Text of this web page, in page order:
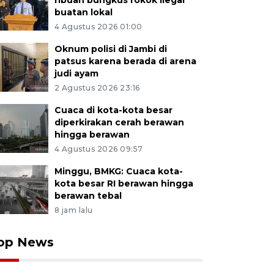
buatan lokal
4 Agustus 2026 01:00
Oknum polisi di Jambi di
patsus karena berada di arena
judi ayam
2 Agustus 2026 23:16
Cuaca di kota-kota besar
diperkirakan cerah berawan
hingga berawan
4 Agustus 2026 09:57
Minggu, BMKG: Cuaca kota-
kota besar RI berawan hingga
berawan tebal
8 jam lalu
News